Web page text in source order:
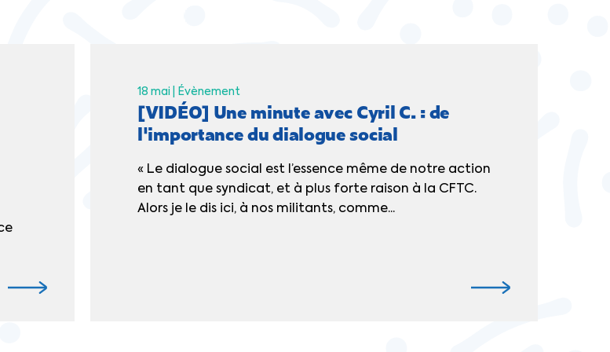
18 mai | Évènement
[VIDÉO] Une minute avec Cyril C. : de
l'importance du dialogue social
« Le dialogue social est l’essence même de notre action
en tant que syndicat, et à plus forte raison à la CFTC.
Alors je le dis ici, à nos militants, comme...